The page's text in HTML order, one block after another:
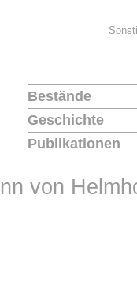
Bestände
Geschichte
Publikationen
von